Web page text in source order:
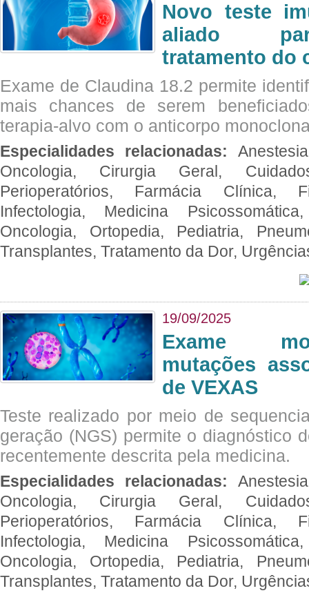
Novo teste
aliado
tratamento do
Exame de Claudina 18.2 permite
mais chances de serem
terapia-alvo com o anticorpo
Especialidades relacionadas:
Oncologia, Cirurgia Geral,
Perioperatórios, Farmácia Clínica,
Infectologia, Medicina
Oncologia, Ortopedia, Pediatria,
Transplantes, Tratamento da Dor,
19/09/2025
Exame
mutações
de VEXAS
Teste realizado por meio de
geração (NGS) permite o diagnóstico
recentemente descrita pela medicina.
Especialidades relacionadas:
Oncologia, Cirurgia Geral,
Perioperatórios, Farmácia Clínica,
Infectologia, Medicina
Oncologia, Ortopedia, Pediatria,
Transplantes, Tratamento da Dor,